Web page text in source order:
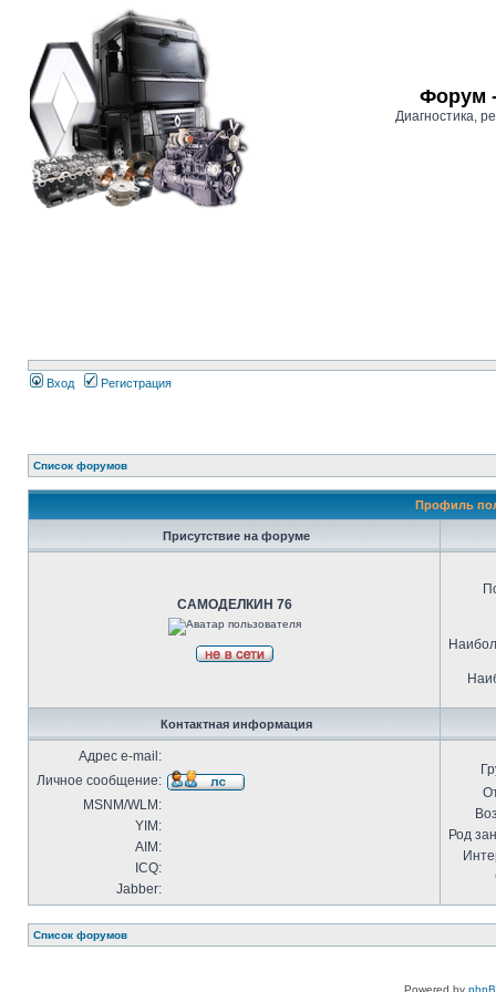
Форум -
Диагностика,
Вход Регистрация
Список форумов
Профиль
Присутствие на форуме
САМОДЕЛКИН 76
Контактная информация
Адрес e-mail:
Личное сообщение:
MSNM/WLM:
YIM:
AIM:
ICQ:
Jabber:
Род
Список форумов
Powered by